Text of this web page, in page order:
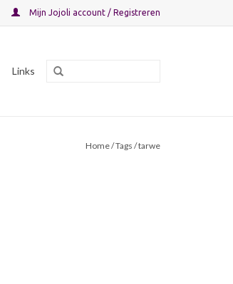
Mijn Jojoli account / Registreren
Links
Home/Tags / tarwe